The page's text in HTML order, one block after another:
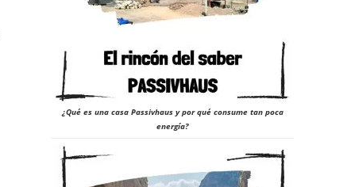
¿Qué es una casa Passivhaus y por qué consume tan poca
energía?